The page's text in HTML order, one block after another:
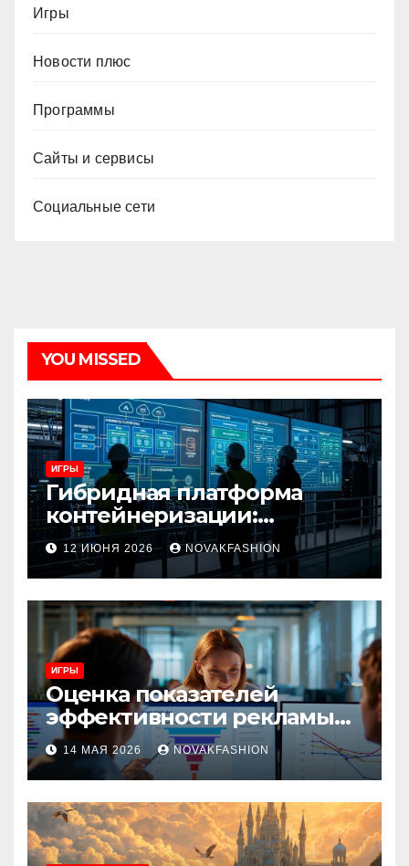
Игры
Новости плюс
Программы
Сайты и сервисы
Социальные сети
YOU MISSED
ИГРЫ
Гибридная платформа
контейнеризации:
архитектура, особенности
и сценарии использования
12 ИЮНЯ 2026 NOVAKFASHION
ИГРЫ
Оценка показателей
эффективности рекламы
при атрибуции
множественных точек
касания
14 МАЯ 2026 NOVAKFASHION